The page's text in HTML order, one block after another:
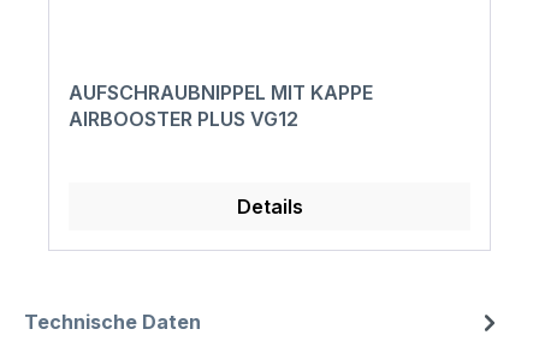
AUFSCHRAUBNIPPEL MIT KAPPE
AIRBOOSTER PLUS VG12
Details
Technische Daten